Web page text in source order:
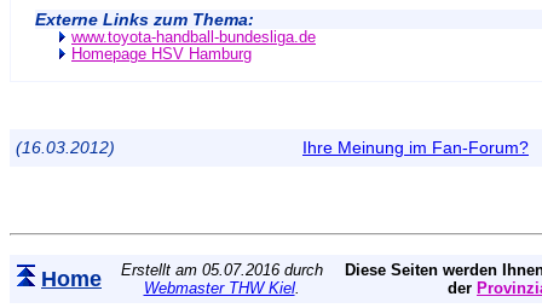
Externe Links zum Thema:
www.toyota-handball-bundesliga.de
Homepage HSV Hamburg
(16.03.2012) Ihre Meinung im Fan-Forum?
Home
Erstellt am 05.07.2016 durch
Webmaster THW Kiel.
Diese Seiten werden
der